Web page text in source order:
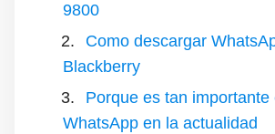
9800
Como descargar
Blackberry
Porque es tan importante
WhatsApp en la actualidad